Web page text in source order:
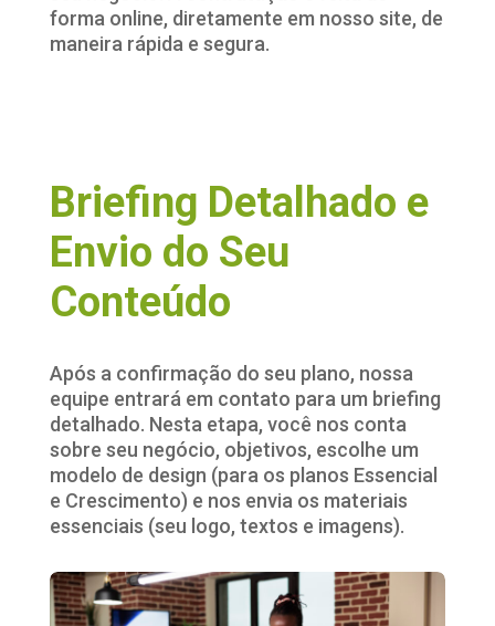
forma online, diretamente em nosso site, de
maneira rápida e segura.
Briefing Detalhado e
Envio do Seu
Conteúdo
Após a confirmação do seu plano, nossa
equipe entrará em contato para um briefing
detalhado. Nesta etapa, você nos conta
sobre seu negócio, objetivos, escolhe um
modelo de design (para os planos Essencial
e Crescimento) e nos envia os materiais
essenciais (seu logo, textos e imagens).